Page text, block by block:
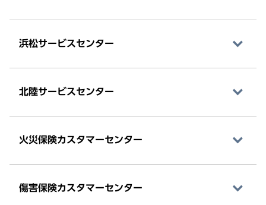
浜松サービスセンター
北陸サービスセンター
火災保険カスタマーセンター
傷害保険カスタマーセンター